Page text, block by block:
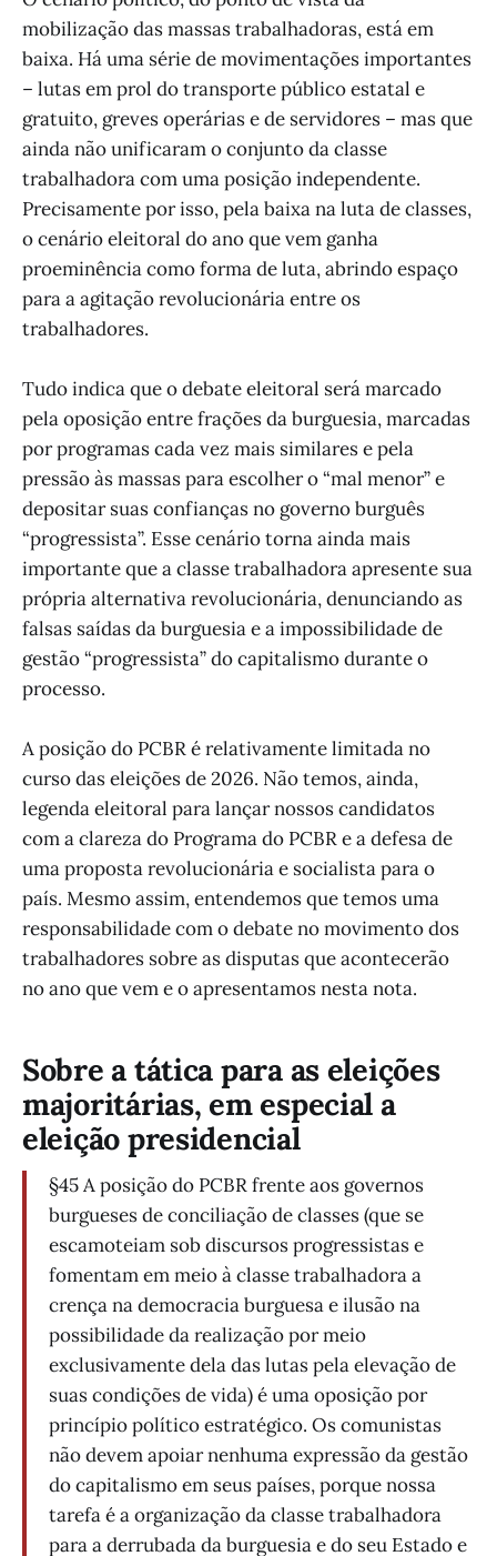
mobilização das massas trabalhadoras, está em
baixa. Há uma série de movimentações importantes
– lutas em prol do transporte público estatal e
gratuito, greves operárias e de servidores – mas que
ainda não unificaram o conjunto da classe
trabalhadora com uma posição independente.
Precisamente por isso, pela baixa na luta de classes,
o cenário eleitoral do ano que vem ganha
proeminência como forma de luta, abrindo espaço
para a agitação revolucionária entre os
trabalhadores.
Tudo indica que o debate eleitoral será marcado
pela oposição entre frações da burguesia, marcadas
por programas cada vez mais similares e pela
pressão às massas para escolher o “mal menor” e
depositar suas confianças no governo burguês
“progressista”. Esse cenário torna ainda mais
importante que a classe trabalhadora apresente sua
própria alternativa revolucionária, denunciando as
falsas saídas da burguesia e a impossibilidade de
gestão “progressista” do capitalismo durante o
processo.
A posição do PCBR é relativamente limitada no
curso das eleições de 2026. Não temos, ainda,
legenda eleitoral para lançar nossos candidatos
com a clareza do Programa do PCBR e a defesa de
uma proposta revolucionária e socialista para o
país. Mesmo assim, entendemos que temos uma
responsabilidade com o debate no movimento dos
trabalhadores sobre as disputas que acontecerão
no ano que vem e o apresentamos nesta nota.
Sobre a tática para as eleições
majoritárias, em especial a
eleição presidencial
§45 A posição do PCBR frente aos governos
burgueses de conciliação de classes (que se
escamoteiam sob discursos progressistas e
fomentam em meio à classe trabalhadora a
crença na democracia burguesa e ilusão na
possibilidade da realização por meio
exclusivamente dela das lutas pela elevação de
suas condições de vida) é uma oposição por
princípio político estratégico. Os comunistas
não devem apoiar nenhuma expressão da gestão
do capitalismo em seus países, porque nossa
tarefa é a organização da classe trabalhadora
para a derrubada da burguesia e do seu Estado e